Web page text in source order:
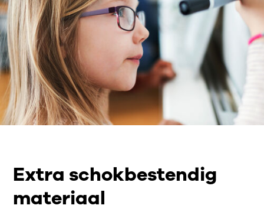
Extra schokbestendig
materiaal